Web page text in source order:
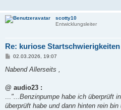
scotty10
Entwicklungsleiter
Re: kuriose Startschwierigkeiten
B
i
a
02.03.2026, 19:07
Nabend Allerseits ,
@ audio23 :
"...Benzinpumpe habe ich überprüft
überprüft habe und dann hinten rein